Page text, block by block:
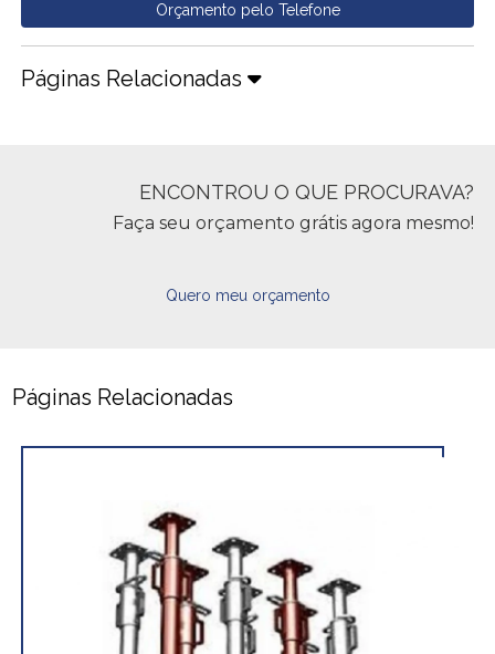
Orçamento pelo Telefone
Páginas Relacionadas
ENCONTROU O QUE PROCURAVA?
Faça seu orçamento grátis agora mesmo!
Quero meu orçamento
Páginas Relacionadas